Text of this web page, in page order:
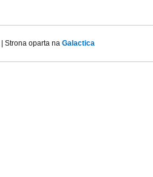
| Strona oparta na Galactica